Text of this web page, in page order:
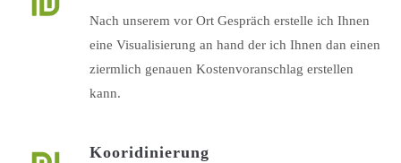
Nach unserem vor Ort Gespräch erstelle ich Ihnen
eine Visualisierung an hand der ich Ihnen dan einen
ziermlich genauen Kostenvoranschlag erstellen
kann.
Kooridinierung